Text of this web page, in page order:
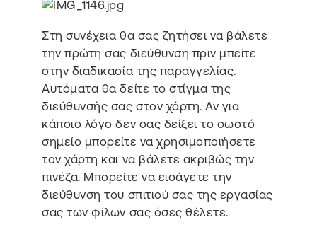
Στη συνέχεια θα σας ζητήσει να βάλετε
την πρώτη σας διεύθυνση πριν μπείτε
στην διαδικασία της παραγγελίας.
Αυτόματα θα δείτε το στίγμα της
διεύθυνσής σας στον χάρτη. Αν για
κάποιο λόγο δεν σας δείξει το σωστό
σημείο μπορείτε να χρησιμοποιήσετε
τον χάρτη και να βάλετε ακριβώς την
πινέζα. Μπορείτε να εισάγετε την
διεύθυνση του σπιτιού σας της εργασίας
σας των φίλων σας όσες θέλετε.